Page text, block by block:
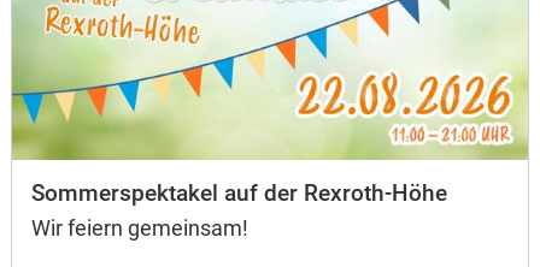
Sommerspektakel auf der Rexroth-Höhe
Wir feiern gemeinsam!